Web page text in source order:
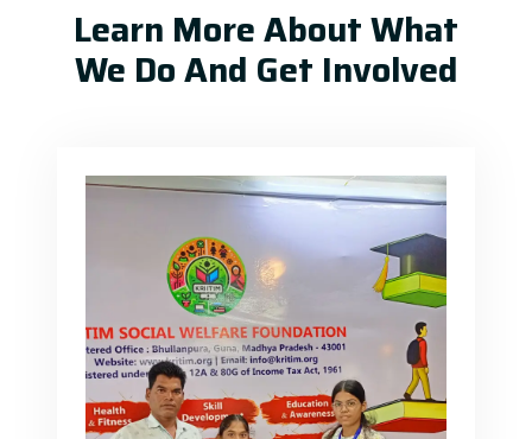
Learn More About What
We Do And Get Involved